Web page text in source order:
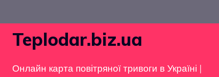
Teplodar.biz.ua
Онлайн карта повітряної тривоги в Україні |